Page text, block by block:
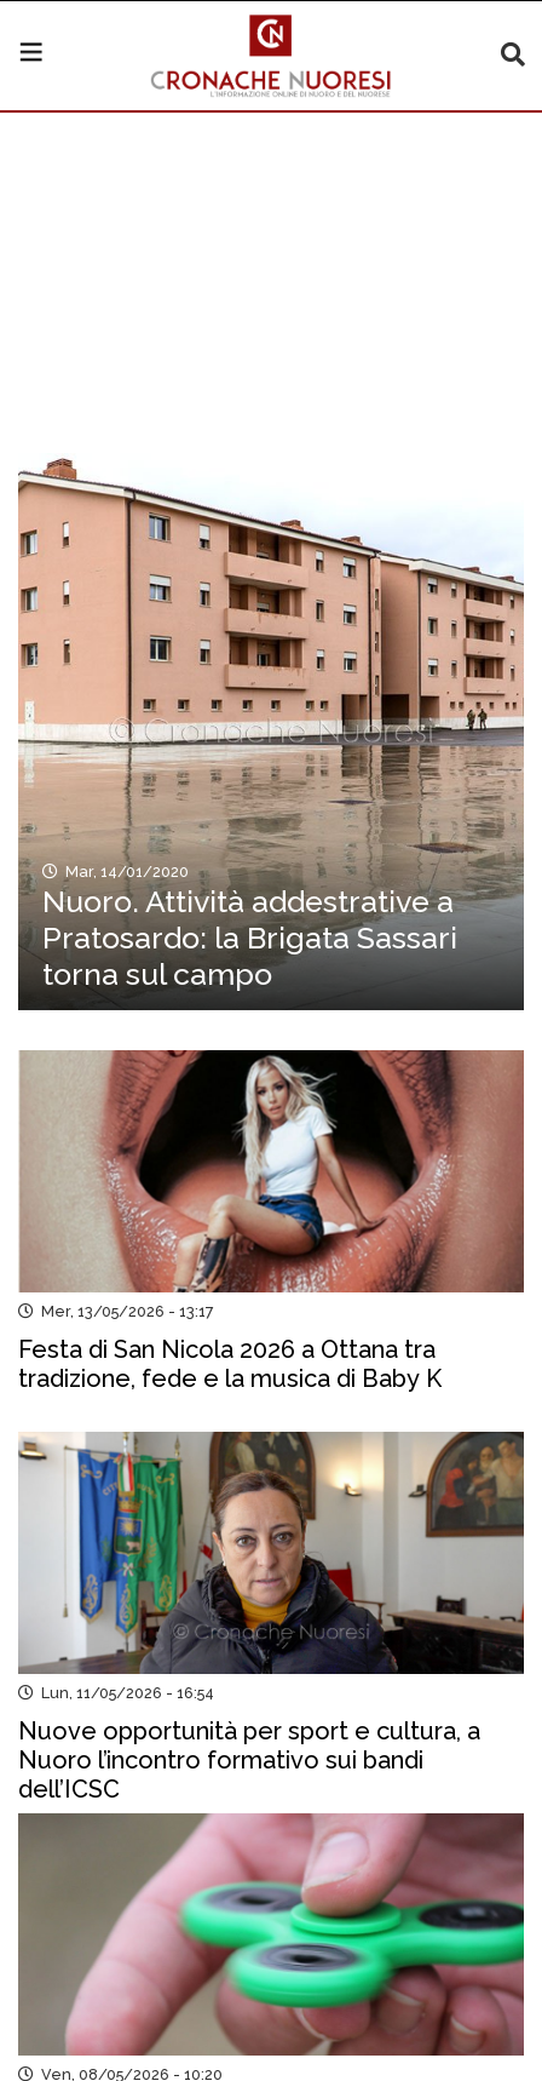
Mar, 14/01/2020
Nuoro. Attività addestrative a
Pratosardo: la Brigata Sassari
torna sul campo
Mer, 13/05/2026 - 13:17
Festa di San Nicola 2026 a Ottana tra
tradizione, fede e la musica di Baby K
Lun, 11/05/2026 - 16:54
Nuove opportunità per sport e cultura, a
Nuoro l’incontro formativo sui bandi
dell’ICSC
Ven, 08/05/2026 - 10:20